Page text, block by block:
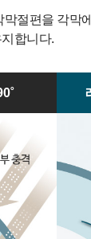
막절편을 각막
합니다.